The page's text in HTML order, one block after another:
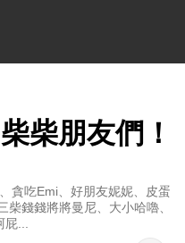
柴朋友們！
貪吃Emi、好朋友妮妮、皮蛋
錢錢將將曼尼、大小哈嚕、
...